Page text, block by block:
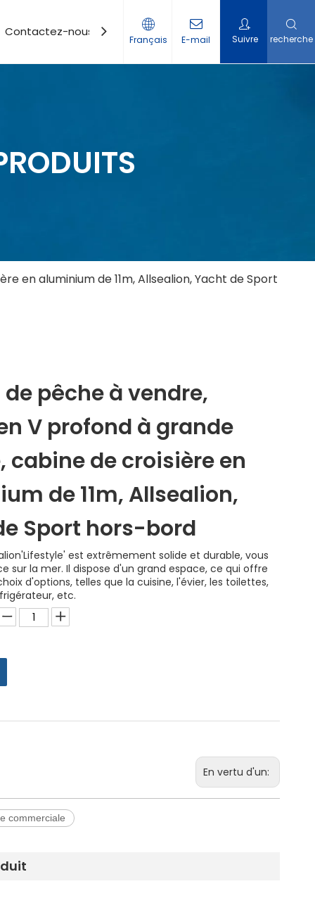
Contactez-nous
Français E-mail Suivre recherche
en aluminium de 11m, Allsealion, Yacht de Sport
pêche à vendre,
V profond à grande
cabine de croisière en
de 11m, Allsealion,
Sport hors-bord
est extrêmement solide et durable, vous
sur la mer. Il dispose d'un grand espace, ce qui offre
d'options, telles que la cuisine, l'évier, les toilettes,
etc.
En vertu d'un:
commerciale